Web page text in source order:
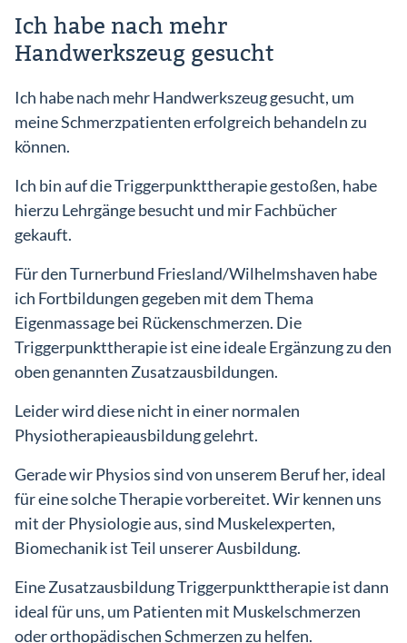
Ich habe nach mehr
Handwerkszeug gesucht
Ich habe nach mehr Handwerkszeug gesucht, um
meine Schmerzpatienten erfolgreich behandeln zu
können.
Ich bin auf die Triggerpunkttherapie gestoßen, habe
hierzu Lehrgänge besucht und mir Fachbücher
gekauft.
Für den Turnerbund Friesland/Wilhelmshaven habe
ich Fortbildungen gegeben mit dem Thema
Eigenmassage bei Rückenschmerzen. Die
Triggerpunkttherapie ist eine ideale Ergänzung zu den
oben genannten Zusatzausbildungen.
Leider wird diese nicht in einer normalen
Physiotherapieausbildung gelehrt.
Gerade wir Physios sind von unserem Beruf her, ideal
für eine solche Therapie vorbereitet. Wir kennen uns
mit der Physiologie aus, sind Muskelexperten,
Biomechanik ist Teil unserer Ausbildung.
Eine Zusatzausbildung Triggerpunkttherapie ist dann
ideal für uns, um Patienten mit Muskelschmerzen
oder orthopädischen Schmerzen zu helfen.